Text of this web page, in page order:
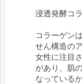
浸透発酵コ
コラーゲン
せん構造の
女性に注目
があり、肌
なっている